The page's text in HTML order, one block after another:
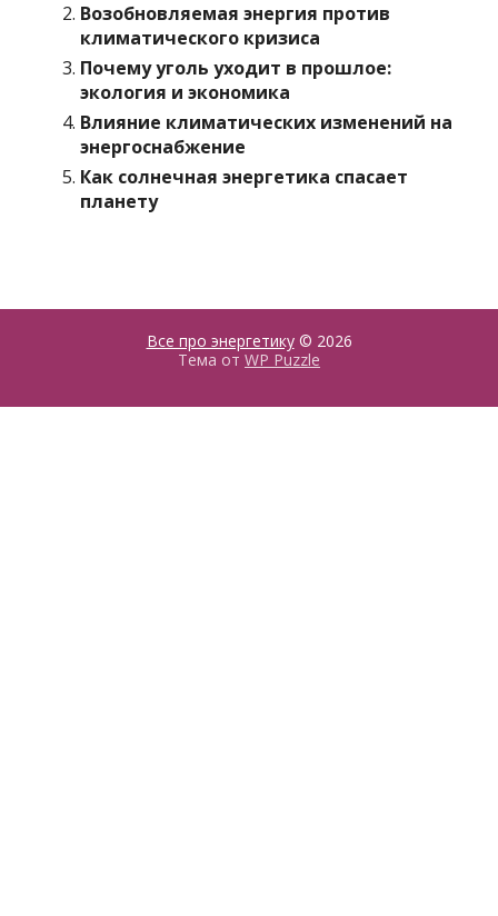
Возобновляемая энергия против
климатического кризиса
Почему уголь уходит в прошлое:
экология и экономика
Влияние климатических изменений на
энергоснабжение
Как солнечная энергетика спасает
планету
Все про энергетику© 2026
Тема от WP Puzzle